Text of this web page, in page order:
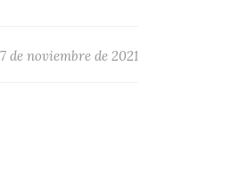
de noviembre de 2021